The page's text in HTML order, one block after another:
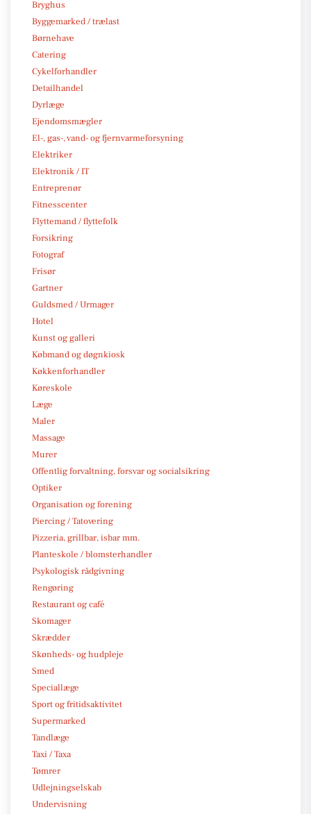
Bryghus
Byggemarked / trælast
Børnehave
Catering
Cykelforhandler
Detailhandel
Dyrlæge
Ejendomsmægler
El-, gas-, vand- og fjernvarmeforsyning
Elektriker
Elektronik / IT
Entreprenør
Fitnesscenter
Flyttemand / flyttefolk
Forsikring
Fotograf
Frisør
Gartner
Guldsmed / Urmager
Hotel
Kunst og galleri
Købmand og døgnkiosk
Køkkenforhandler
Køreskole
Læge
Maler
Massage
Murer
Offentlig forvaltning, forsvar og socialsikring
Optiker
Organisation og forening
Piercing / Tatovering
Pizzeria, grillbar, isbar mm.
Planteskole / blomsterhandler
Psykologisk rådgivning
Rengøring
Restaurant og café
Skomager
Skrædder
Skønheds- og hudpleje
Smed
Speciallæge
Sport og fritidsaktivitet
Supermarked
Tandlæge
Taxi / Taxa
Tømrer
Udlejningselskab
Undervisning